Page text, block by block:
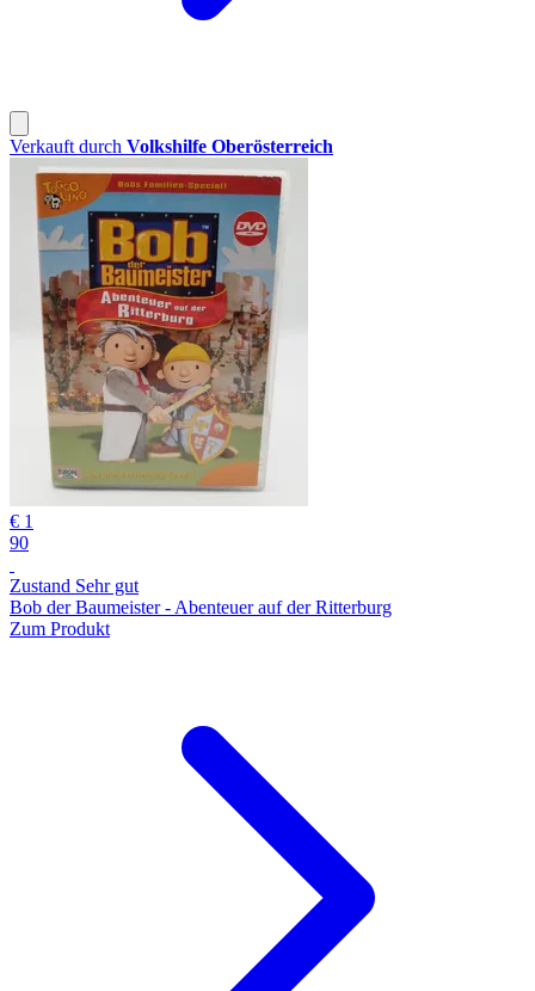
Verkauft durch Volkshilfe Oberösterreich
€ 1
90
Zustand Sehr gut
Bob der Baumeister - Abenteuer auf der Ritterburg
Zum Produkt